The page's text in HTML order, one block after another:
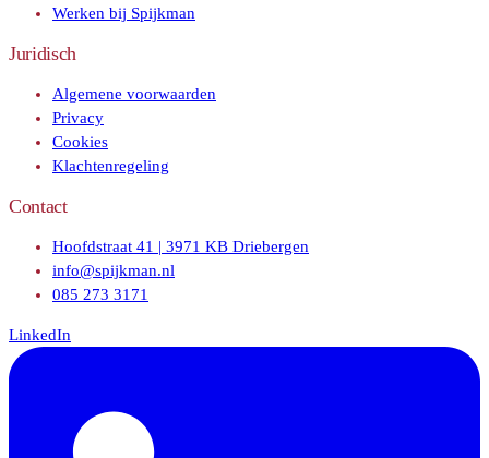
Werken bij Spijkman
Juridisch
Algemene voorwaarden
Privacy
Cookies
Klachtenregeling
Contact
Hoofdstraat 41 | 3971 KB Driebergen
info@spijkman.nl
085 273 3171
LinkedIn